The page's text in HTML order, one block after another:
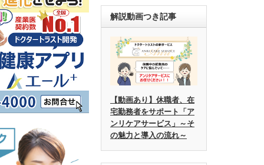
解説動画つき記事
【動画あり】休職者、在
宅勤務者をサポート「ア
ンリケアサービス」～そ
の魅力と導入の流れ～